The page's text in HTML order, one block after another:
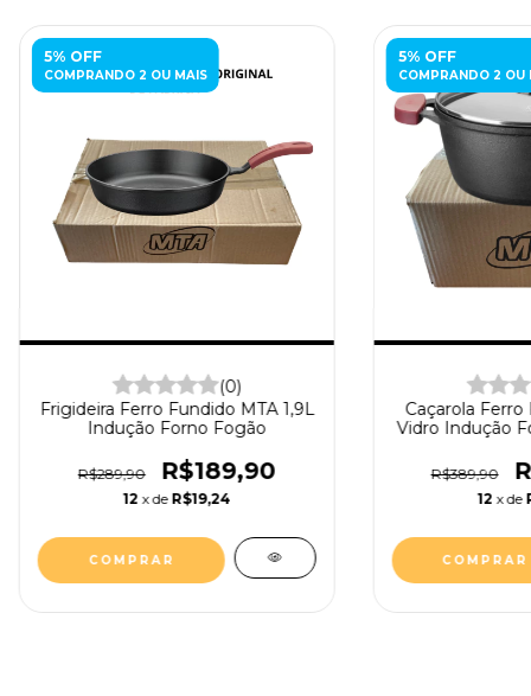
5% OFF
COMPRANDO 2 OU MAIS
(0)
Frigideira Ferro Fundido MTA 1,9L
Indução Forno Fogão
R$289,90 R$189,90
12 x de R$19,24
5% OFF
COMPRANDO 2 OU
Caçarola
Vidro Indução
R$389,90
12 x de
COMPRAR